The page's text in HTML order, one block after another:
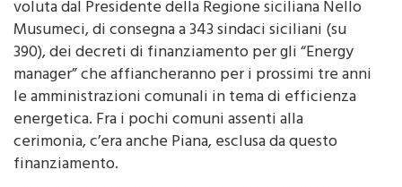
voluta dal Presidente della Regione siciliana Nello
Musumeci, di consegna a 343 sindaci siciliani (su
390), dei decreti di finanziamento per gli “Energy
manager” che affiancheranno per i prossimi tre anni
le amministrazioni comunali in tema di efficienza
energetica. Fra i pochi comuni assenti alla
cerimonia, c’era anche Piana, esclusa da questo
finanziamento.